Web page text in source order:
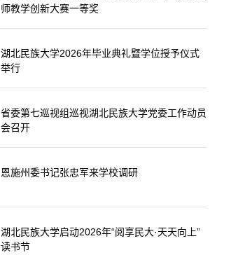
师教学创新大赛一等奖
湖北民族大学2026年毕业典礼暨学位授予仪式
举行
省委第七巡视组巡视湖北民族大学党委工作动员
会召开
恩施州委书记张忠军来学校调研
湖北民族大学启动2026年“阅享民大·天天向上”
读书节